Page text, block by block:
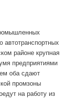
автотранспортных
районе крупная
предприятиями
оба сдают
промзоны
на работу из